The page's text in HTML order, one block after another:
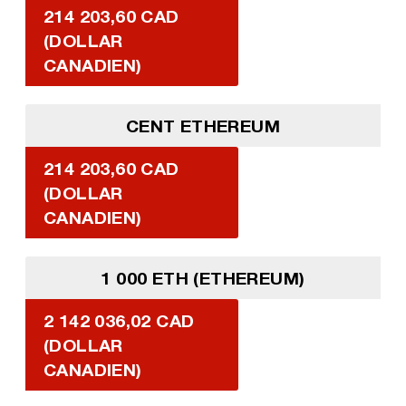
214 203,60 CAD
(DOLLAR
CANADIEN)
CENT ETHEREUM
214 203,60 CAD
(DOLLAR
CANADIEN)
1 000 ETH (ETHEREUM)
2 142 036,02 CAD
(DOLLAR
CANADIEN)